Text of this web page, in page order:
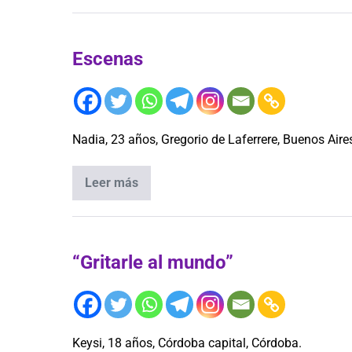
Escenas
Nadia, 23 años, Gregorio de Laferrere, Buenos
Leer más
“Gritarle al mundo”
Keysi, 18 años, Córdoba capital, Córdoba.